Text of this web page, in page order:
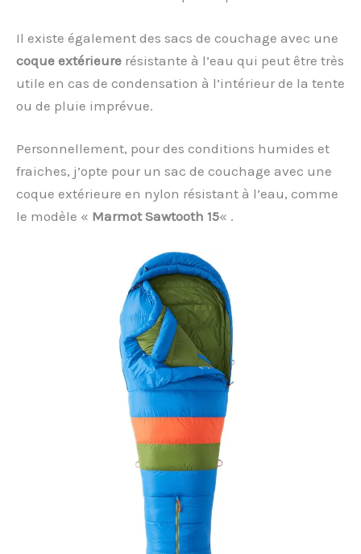
Il existe également des sacs de couchage avec une
coque extérieure résistante à l’eau qui peut être très
utile en cas de condensation à l’intérieur de la tente
ou de pluie imprévue.
Personnellement, pour des conditions humides et
fraiches, j’opte pour un sac de couchage avec une
coque extérieure en nylon résistant à l’eau, comme
le modèle « Marmot Sawtooth 15« .